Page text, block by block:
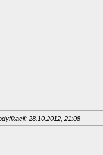
28.10.2012, 21:08